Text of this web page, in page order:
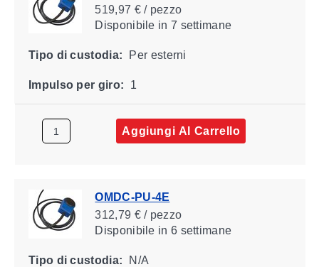
519,97 € / pezzo
Disponibile in 7 settimane
Tipo di custodia: Per esterni
Impulso per giro: 1
Aggiungi Al Carrello
OMDC-PU-4E
312,79 € / pezzo
Disponibile in 6 settimane
Tipo di custodia: N/A